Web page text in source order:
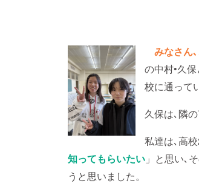
みなさん
の中村•久
校に通って
久保は､隣
私達は､高
知ってもらいたい 」と思い､
うと思いました。